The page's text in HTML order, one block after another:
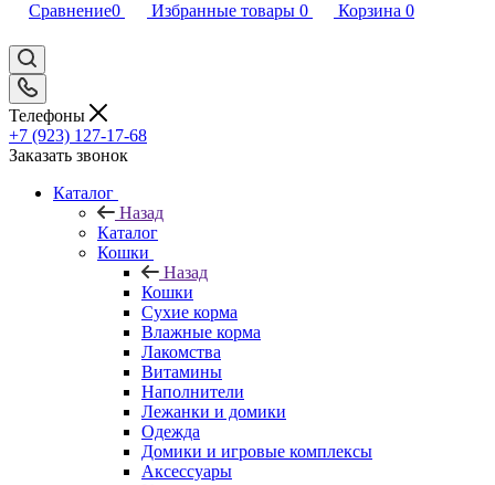
Сравнение0 Избранные товары 0 Корзина 0
Телефоны
+7 (923) 127-17-68
Заказать звонок
Каталог
Назад
Каталог
Кошки
Назад
Кошки
Сухие корма
Влажные корма
Лакомства
Витамины
Наполнители
Лежанки и домики
Одежда
Домики и игровые комплексы
Аксессуары